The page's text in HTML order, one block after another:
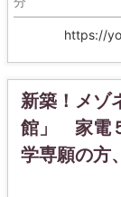
https://
新築！メゾ
館」 家電
学専願の方